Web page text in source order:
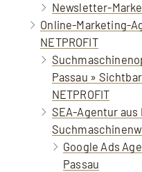
Newsletter-
Online-Marketing-
NETPROFIT
Passau »
NETPROFIT
SEA-Agentur aus
Google Ads
Passau